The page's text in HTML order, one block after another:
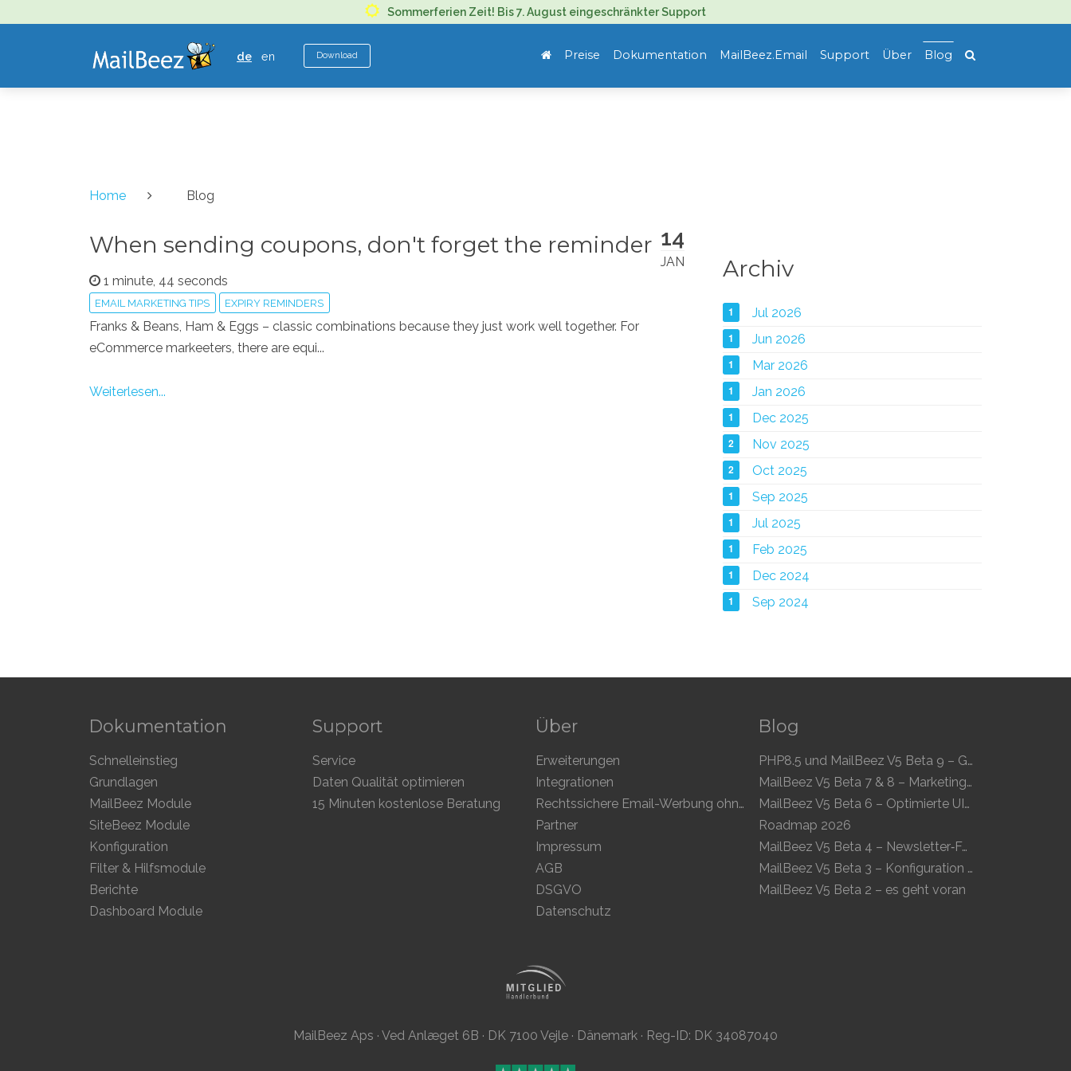
MAILBEEZ
ECOMMERCE
EMAIL
MARKETING
de en Download Preise Dokumentation MailBeez.Email Support Über Blog
Home Blog
14
JAN
When sending coupons, don't forget the reminder
1 minute, 44 seconds
EMAIL MARKETING TIPS EXPIRY REMINDERS
Franks & Beans, Ham & Eggs – classic combinations because they just work well together. For
eCommerce markeeters, there are equi...
Weiterlesen...
Archiv
1 Jul 2026
1 Jun 2026
1 Mar 2026
1 Jan 2026
1 Dec 2025
2 Nov 2025
2 Oct 2025
1 Sep 2025
1 Jul 2025
1 Feb 2025
1 Dec 2024
1 Sep 2024
Dokumentation
Schnelleinstieg
Grundlagen
MailBeez Module
SiteBeez Module
Konfiguration
Filter & Hilfsmodule
Berichte
Dashboard Module
Support
Service
Daten Qualität optimieren
15 Minuten kostenlose Beratung
Über
Erweiterungen
Integrationen
Rechtssichere Email-Werbung ohne ausdrückliche Einwilligung
Partner
Impressum
AGB
DSGVO
Datenschutz
Blog
PHP8.5 und MailBeez V5 Beta 9 – Geschwindigkeit und Kompatibilität
MailBeez V5 Beta 7 & 8 – Marketing Kalender und optimierte UI
MailBeez V5 Beta 6 – Optimierte UI/UX und ein neues Newsletter-Konzept
Roadmap 2026
MailBeez V5 Beta 4 – Newsletter‑Folgen, Zielgruppen und moderne Vorschau
MailBeez V5 Beta 3 – Konfiguration kommt, mehr Module, flüssigeres UX
MailBeez V5 Beta 2 – es geht voran
MailBeez Aps · Ved Anlæget 6B · DK 7100 Vejle · Dänemark · Reg-ID: DK 34087040
Sommerferien Zeit! Bis 7. August eingeschränkter Support